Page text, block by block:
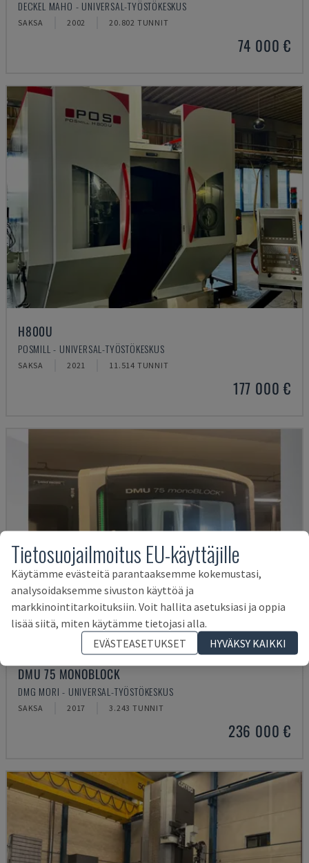
DECKEL MAHO - UNIVERSAL-TYÖSTÖKESKUS
SAKSA 2002 20.802 TUNNIT
74 000 €
H800U
POSMILL - UNIVERSAL-TYÖSTÖKESKUS
SAKSA 2021 11.514 TUNNIT
177 000 €
DMU 75 MONOBLOCK
DMG MORI - UNIVERSAL-TYÖSTÖKESKUS
SAKSA 2017 3.243 TUNNIT
236 000 €
Tietosuojailmoitus EU-käyttäjille
Käytämme evästeitä parantaaksemme kokemustasi,
analysoidaksemme sivuston käyttöä ja
markkinointitarkoituksiin. Voit hallita asetuksiasi ja oppia
lisää siitä, miten käytämme tietojasi alla.
EVÄSTEASETUKSET
HYVÄKSY KAIKKI